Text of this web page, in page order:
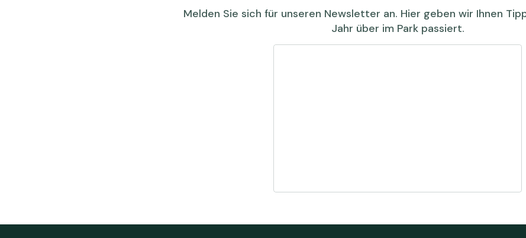
Melden Sie sich für unseren Newsletter an. Hier geben wir Ihnen
Jahr über im Park passiert.